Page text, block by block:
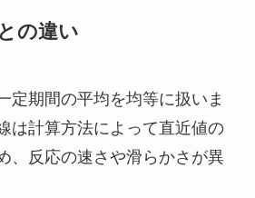
の違い
定期間の平均を均等に扱いま
は計算方法によって直近値の
、反応の速さや滑らかさが異